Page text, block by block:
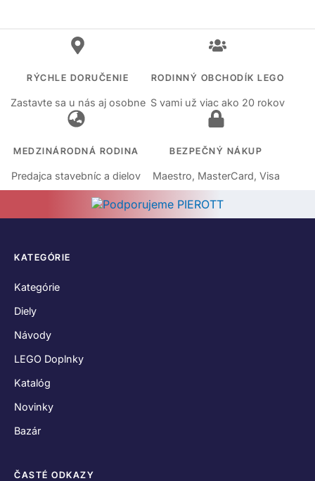
RÝCHLE DORUČENIE
Zastavte sa u nás aj osobne
RODINNÝ OBCHODÍK LEGO
S vami už viac ako 20 rokov
MEDZINÁRODNÁ RODINA
Predajca stavebníc a dielov
BEZPEČNÝ NÁKUP
Maestro, MasterCard, Visa
KATEGÓRIE
Kategórie
Diely
Návody
LEGO Doplnky
Katalóg
Novinky
Bazár
ČASTÉ ODKAZY